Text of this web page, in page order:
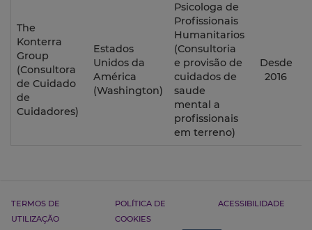
The
Konterra
Group
(Consultora
de Cuidado
de
Cuidadores)
Estados
Unidos da
América
(Washington)
Psicologa de
Profissionais
Humanitarios
(Consultoria
e provisão de
cuidados de
saude
mental a
profissionais
em terreno)
Desde
2016
TERMOS DE
UTILIZAÇÃO
POLÍTICA DE
COOKIES
ACESSIBILIDADE